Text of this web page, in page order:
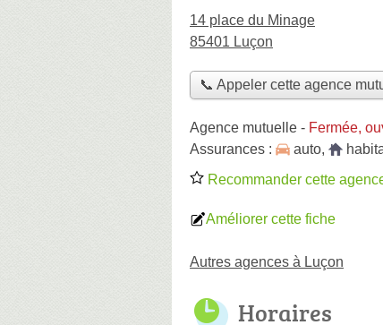
14 place du Minage
85401 Luçon
📞 Appeler cette agence
Agence mutuelle - Fermée,
Assurances :
auto,
Recommander cette
Améliorer cette fiche
Autres agences à Luçon
Horaires